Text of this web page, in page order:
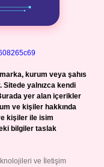
kurum veya şahıs
Sitede yalnızca kendi
yer alan içerikler
ve kişiler hakkında
kişiler ile isim
bilgiler taslak
ve İletişim